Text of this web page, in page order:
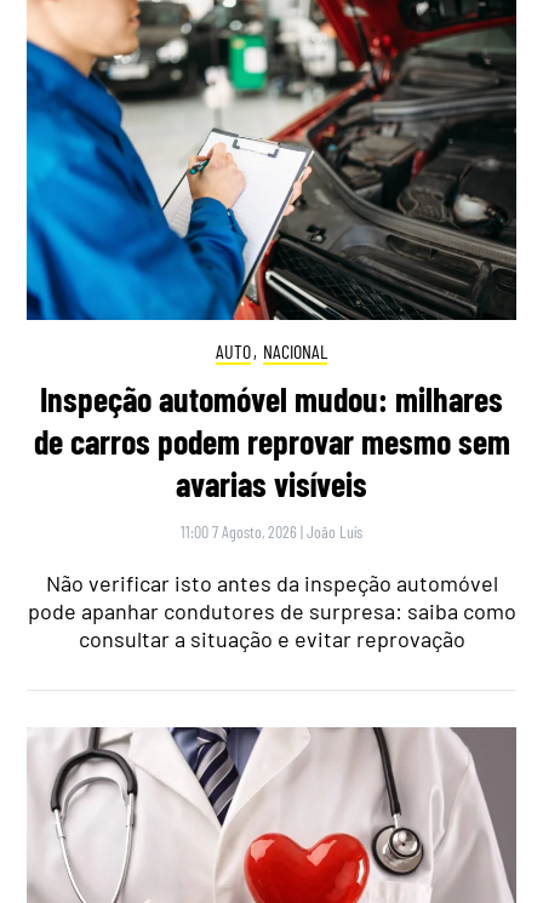
AUTO, NACIONAL
Inspeção automóvel mudou: milhares
de carros podem reprovar mesmo sem
avarias visíveis
11:00 7 Agosto, 2026 |João Luís
Não verificar isto antes da inspeção automóvel
pode apanhar condutores de surpresa: saiba como
consultar a situação e evitar reprovação